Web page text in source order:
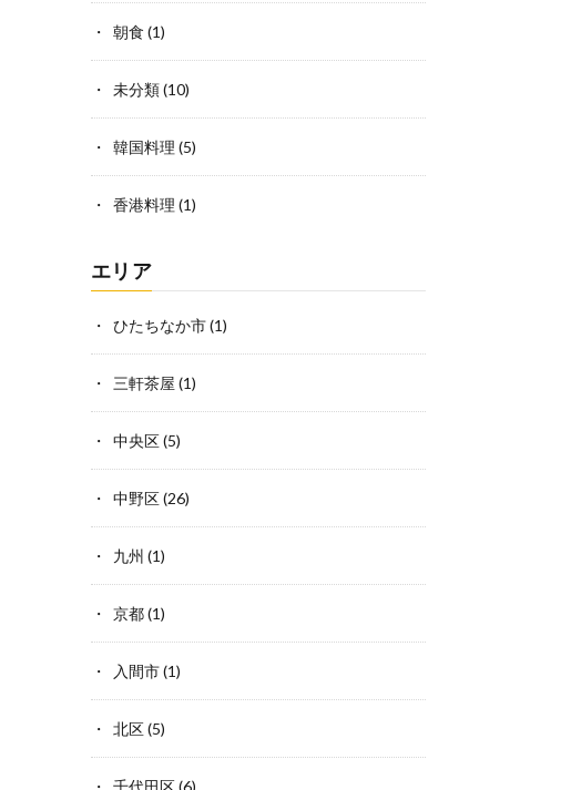
朝食 (1)
未分類(10)
韓国料理 (5)
香港料理 (1)
エリア
ひたちなか市(1)
三軒茶屋 (1)
中央区(5)
中野区(26)
九州 (1)
京都(1)
入間市(1)
北区(5)
千代田区(6)